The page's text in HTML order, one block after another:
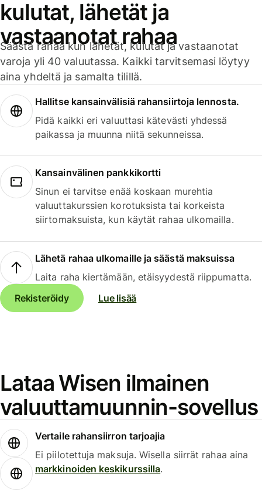
kulutat, lähetät ja
vastaanotat rahaa
Säästä rahaa kun lähetät, kulutat ja vastaanotat
varoja yli 40 valuutassa. Kaikki tarvitsemasi löytyy
aina yhdeltä ja samalta tilillä.
Hallitse kansainvälisiä rahansiirtoja lennosta.
Pidä kaikki eri valuuttasi kätevästi yhdessä
paikassa ja muunna niitä sekunneissa.
Kansainvälinen pankkikortti
Sinun ei tarvitse enää koskaan murehtia
valuuttakurssien korotuksista tai korkeista
siirtomaksuista, kun käytät rahaa ulkomailla.
Lähetä rahaa ulkomaille ja säästä maksuissa
Laita raha kiertämään, etäisyydestä riippumatta.
Rekisteröidy
Lue lisää
Lataa Wisen ilmainen
valuuttamuunnin-sovellus
Vertaile rahansiirron tarjoajia
Ei piilotettuja maksuja. Wisella siirrät rahaa aina
markkinoiden keskikurssilla.